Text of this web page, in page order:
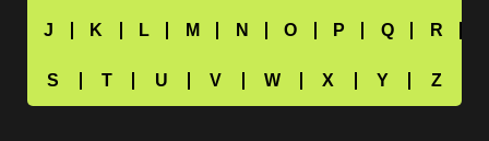
J
K L M N O P Q
R
S
T U V W X Y Z